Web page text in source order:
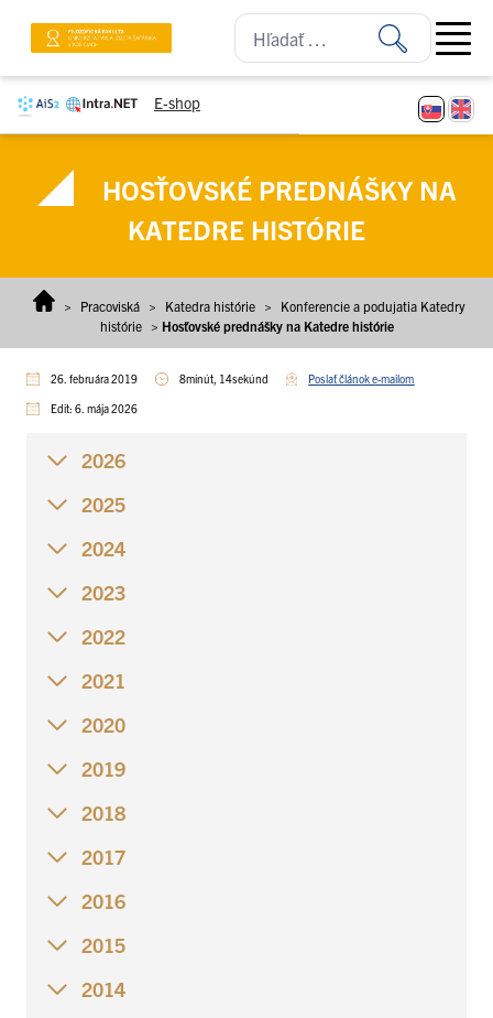
E-shop
Open
HOSŤOVSKÉ PREDNÁŠKY NA
KATEDRE HISTÓRIE
> Pracoviská > Katedra histórie >
Konferencie a podujatia Katedry
histórie
> Hosťovské prednášky na Katedre histórie
26. februára 2019 8minút, 14sekúnd Poslať článok e-mailom
Edit: 6. mája 2026
2026
2025
2024
2023
2022
2021
2020
2019
2018
2017
2016
2015
2014